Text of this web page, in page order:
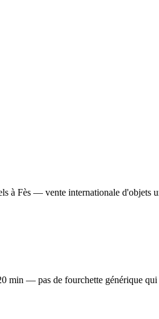
à Fès — vente internationale d'objets
min — pas de fourchette générique qui